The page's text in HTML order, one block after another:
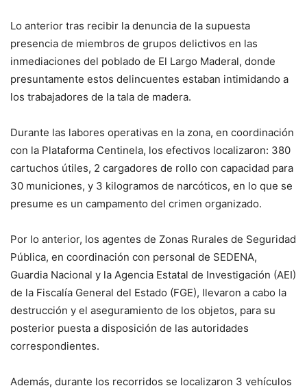
Lo anterior tras recibir la denuncia de la supuesta
presencia de miembros de grupos delictivos en las
inmediaciones del poblado de El Largo Maderal, donde
presuntamente estos delincuentes estaban intimidando a
los trabajadores de la tala de madera.
Durante las labores operativas en la zona, en coordinación
con la Plataforma Centinela, los efectivos localizaron: 380
cartuchos útiles, 2 cargadores de rollo con capacidad para
30 municiones, y 3 kilogramos de narcóticos, en lo que se
presume es un campamento del crimen organizado.
Por lo anterior, los agentes de Zonas Rurales de Seguridad
Pública, en coordinación con personal de SEDENA,
Guardia Nacional y la Agencia Estatal de Investigación (AEI)
de la Fiscalía General del Estado (FGE), llevaron a cabo la
destrucción y el aseguramiento de los objetos, para su
posterior puesta a disposición de las autoridades
correspondientes.
Además, durante los recorridos se localizaron 3 vehículos